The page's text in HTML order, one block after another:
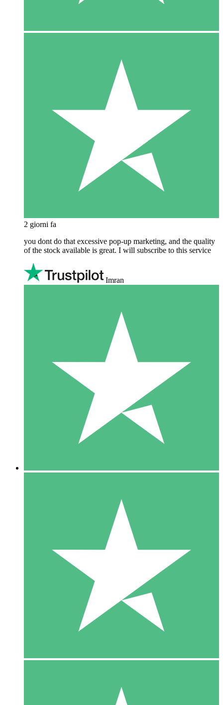
2 giorni fa
you dont do that excessive pop-up marketing, and the quality
of the stock available is great. I will subscribe to this service
Imran